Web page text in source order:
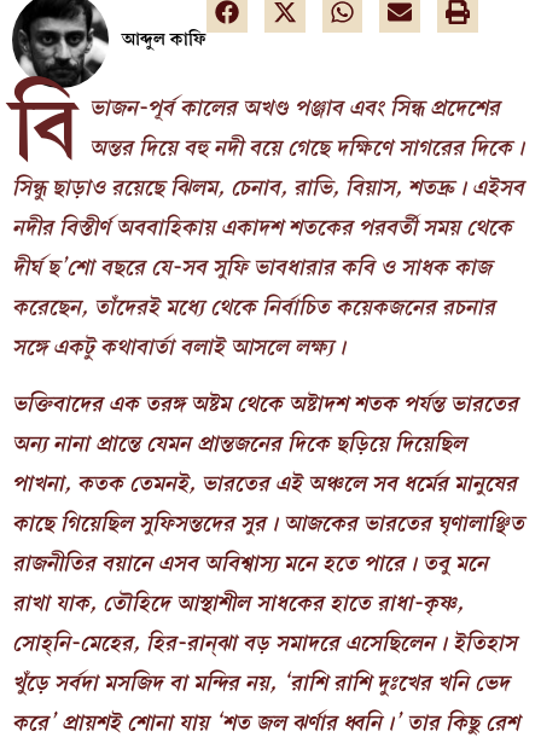
আব্দুল কাফি
বি ভাজন-পূর্ব কালের অখণ্ড পঞ্জাব এবং সিন্ধ প্রদেশের
অন্তর দিয়ে বহু নদী বয়ে গেছে দক্ষিণে সাগরের দিকে।
সিন্ধু ছাড়াও রয়েছে ঝিলম, চেনাব, রাভি, বিয়াস, শতদ্রু। এইসব
নদীর বিস্তীর্ণ অববাহিকায় একাদশ শতকের পরবর্তী সময় থেকে
দীর্ঘ ছ’শো বছরে যে-সব সুফি ভাবধারার কবি ও সাধক কাজ
করেছেন, তাঁদেরই মধ্যে থেকে নির্বাচিত কয়েকজনের রচনার
সঙ্গে একটু কথাবার্তা বলাই আসলে লক্ষ্য।
ভক্তিবাদের এক তরঙ্গ অষ্টম থেকে অষ্টাদশ শতক পর্যন্ত ভারতের
অন্য নানা প্রান্তে যেমন প্রান্তজনের দিকে ছড়িয়ে দিয়েছিল
পাখনা, কতক তেমনই, ভারতের এই অঞ্চলে সব ধর্মের মানুষের
কাছে গিয়েছিল সুফিসন্তদের সুর। আজকের ভারতের ঘৃণালাঞ্ছিত
রাজনীতির বয়ানে এসব অবিশ্বাস্য মনে হতে পারে। তবু মনে
রাখা যাক, তৌহিদে আস্থাশীল সাধকের হাতে রাধা-কৃষ্ণ,
সোহ্‌নি-মেহের, হির-রান্‌ঝা বড় সমাদরে এসেছিলেন। ইতিহাস
খুঁড়ে সর্বদা মসজিদ বা মন্দির নয়, ‘রাশি রাশি দুঃখের খনি ভেদ
করে’ প্রায়শই শোনা যায় ‘শত জল ঝর্ণার ধ্বনি।’ তার কিছু রেশ